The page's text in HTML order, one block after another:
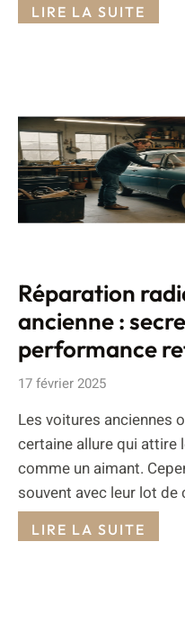
LIRE LA SUITE
Réparation
ancienne :
performance
17 février 2025
Les voitures anciennes
certaine allure qui attire
comme un aimant.
souvent avec leur lot
LIRE LA SUITE